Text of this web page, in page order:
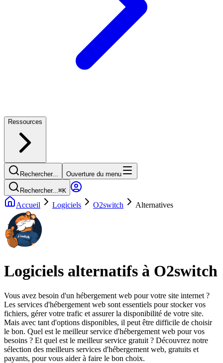
Ressources
Rechercher... Ouverture du menu
Rechercher...⌘K
Accueil Logiciels O2switch Alternatives
Logiciels alternatifs à O2switch
Vous avez besoin d'un hébergement web pour votre site internet ?
Les services d'hébergement web sont essentiels pour stocker vos
fichiers, gérer votre trafic et assurer la disponibilité de votre site.
Mais avec tant d'options disponibles, il peut être difficile de choisir
le bon. Quel est le meilleur service d'hébergement web pour vos
besoins ? Et quel est le meilleur service gratuit ? Découvrez notre
sélection des meilleurs services d'hébergement web, gratuits et
payants, pour vous aider à faire le bon choix.